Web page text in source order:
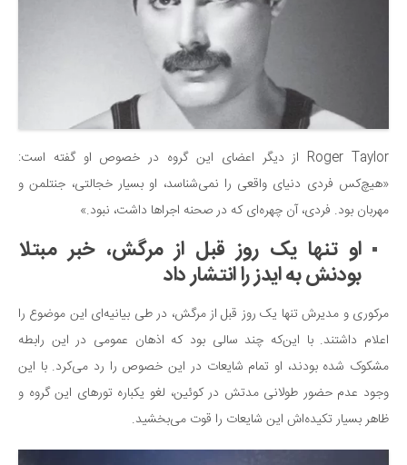
Roger Taylor از دیگر اعضای این گروه در خصوص او گفته است:
«هیچ‌کس فردی دنیای واقعی را نمی‌شناسد، او بسیار خجالتی، جنتلمن و
مهربان بود. فردی، آن چهره‌ای که در صحنه اجراها داشت، نبود.»
او تنها یک روز قبل از مرگش، خبر مبتلا
بودنش به ایدز را انتشار داد
مرکوری و مدیرش تنها یک روز قبل از مرگش، در طی بیانیه‌ای این موضوع را
اعلام داشتند. با این‌که چند سالی بود که اذهان عمومی در این رابطه
مشکوک شده بودند، او تمام شایعات در این خصوص را رد می‌کرد. با این
وجود عدم حضور طولانی مدتش در کوئین، لغو یکباره تورهای این گروه و
ظاهر بسیار تکیده‌اش این شایعات را قوت می‌بخشید.